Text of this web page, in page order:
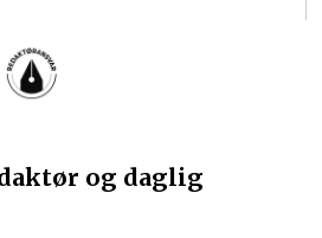
og daglig